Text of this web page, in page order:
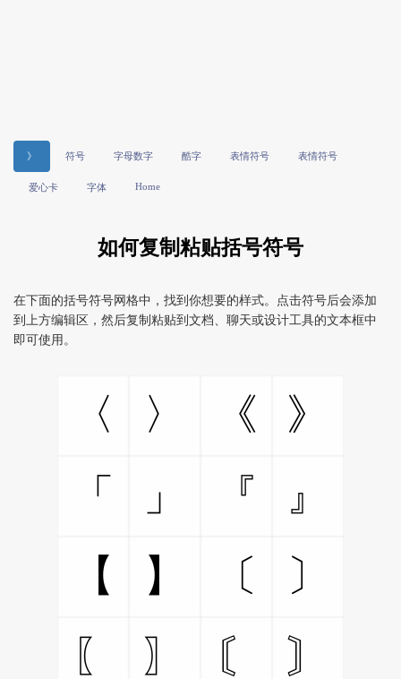
》 符号 字母数字 酷字 表情符号 表情符号
爱心卡 字体 Home
如何复制粘贴括号符号
在下面的括号符号网格中，找到你想要的样式。点击符号后会添加
到上方编辑区，然后复制粘贴到文档、聊天或设计工具的文本框中
即可使用。
〈 〉 《
》
「
」 『
』
【
】 〔
〕
〖
〗 〘 〙